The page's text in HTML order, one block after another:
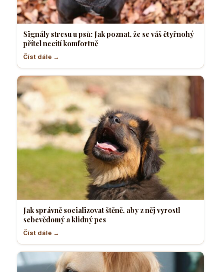
Signály stresu u psů: Jak poznat, že se váš čtyřnohý
přítel necítí komfortně
Číst dále →
Jak správně socializovat štěně, aby z něj vyrostl
sebevědomý a klidný pes
Číst dále →